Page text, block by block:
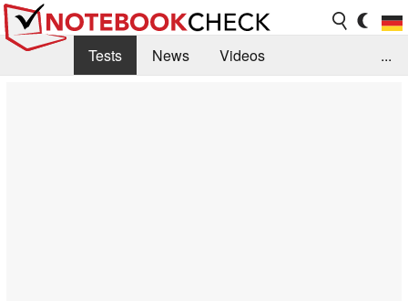
Tests News
Videos
...